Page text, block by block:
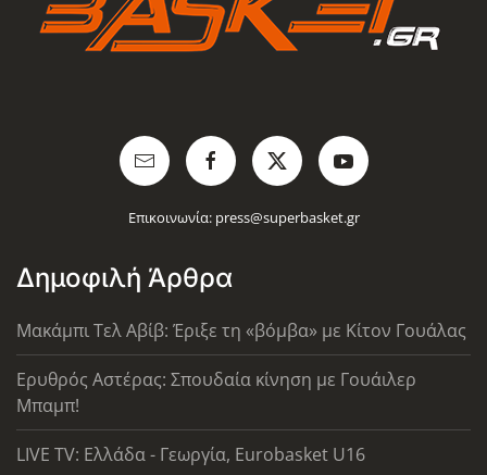
Επικοινωνία: press@superbasket.gr
Δημοφιλή Άρθρα
Μακάμπι Τελ Αβίβ: Έριξε τη «βόμβα» με Κίτον Γουάλας
Ερυθρός Αστέρας: Σπουδαία κίνηση με Γουάιλερ
Μπαμπ!
LIVE TV: Ελλάδα - Γεωργία, Eurobasket U16